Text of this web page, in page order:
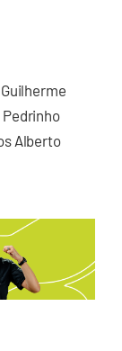
Pedrinho
Alberto